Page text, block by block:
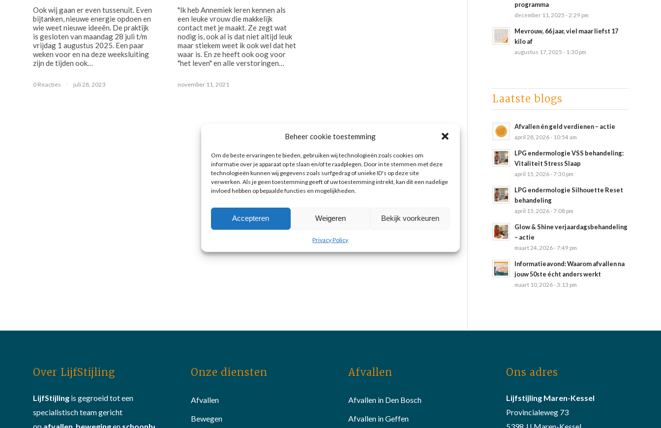
Beheer cookie toestemming
Om de beste ervaringen te bieden, gebruiken wij technologieën zoals cookies om
informatie over je apparaat op te slaan en/of te raadplegen. Door in te stemmen met deze
technologieën kunnen wij gegevens zoals surfgedrag of unieke ID's op deze site
verwerken. Als je geen toestemming geeft of uw toestemming intrekt, kan dit een nadelige
invloed hebben op bepaalde functies en mogelijkheden.
Accepteren Weigeren Bekijk voorkeuren
Privacy Policy
Ook wij gaan er even tussenuit. Even
bijtanken, nieuwe energie opdoen en
wie weet nieuwe ideeën. De praktijk
is gesloten van maandag 28 juli t/m
vrijdag 1 augustus 2025. Een paar
weken voor en na deze weeksluiting
zijn de tijden ook…
0 Reacties / juli 28, 2023
"Ik heb Annemiek leren kennen als
een leuke vrouw die makkelijk
contact met je maakt. Ze zegt wat
nodig is, ook al is dat niet altijd leuk
maar stiekem weet ik ook wel dat het
waar is. En ze heeft ook oog voor
"het leven" en alle verstoringen…
november 11, 2021
programma
december 11, 2025 - 2:29 pm
Mevrouw, 66 jaar, viel maar liefst 17
kilo af
augustus 17, 2025 - 1:30 pm
Laatste blogs
Afvallen én geld verdienen – actie
april 28, 2026 - 10:54 am
LPG endermologie VSS behandeling:
Vitaliteit Stress Slaap
april 15, 2026 - 7:30 pm
LPG endermologie Silhouette Reset
behandeling
april 15, 2026 - 7:08 pm
Glow & Shine verjaardagsbehandeling
– actie
maart 24, 2026 - 7:49 pm
Informatieavond: Waarom afvallen na
jouw 50ste écht anders werkt
maart 10, 2026 - 3:13 pm
Over LijfStijling
LijfStijling is gegroeid tot een
specialistisch team gericht
Onze diensten
Afvallen
Bewegen
Afvallen
Afvallen in Den Bosch
Afvallen in Geffen
Ons adres
Lijfstijling Maren-Kessel
Provincialeweg 73